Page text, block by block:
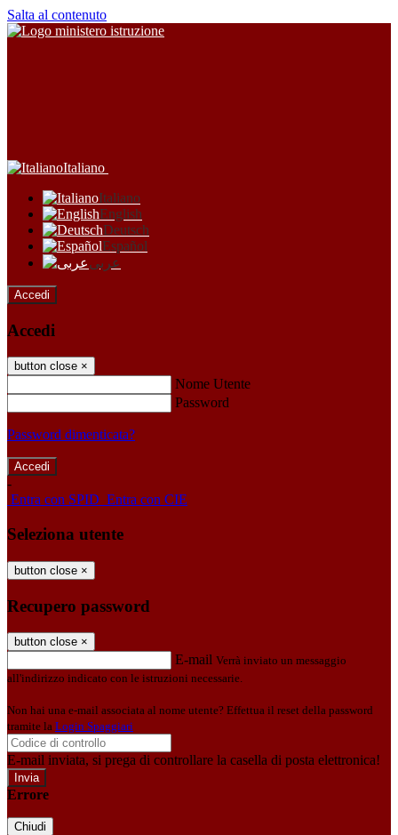
Salta al contenuto
Italiano
Italiano
English
Deutsch
Español
عربى
Accedi
Accedi
button close ×
Nome Utente
Password
Password dimenticata?
-
Entra con SPID Entra con CIE
Seleziona utente
button close ×
Recupero password
button close ×
E-mail Verrà inviato un messaggio
all'indirizzo indicato con le istruzioni necessarie.
Non hai una e-mail associata al nome utente? Effettua il reset della password
tramite la Login Spaggiari
E-mail inviata, si prega di controllare la casella di posta elettronica!
Errore
Chiudi